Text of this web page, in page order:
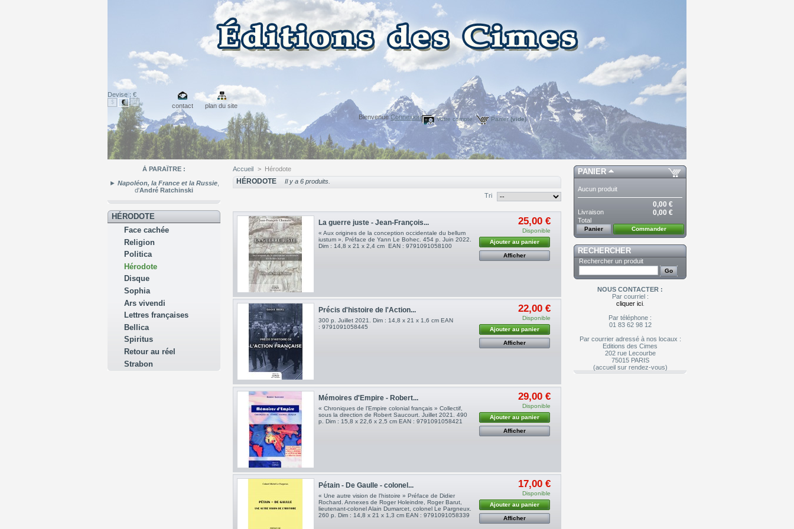
Devise : €
$ € £ contact plan du site
Panier(vide)
Votre compte
BienvenueConnexion
À PARAÎTRE :
► Napoléon, la France et la Russie,
d'André Ratchinski
HÉRODOTE
Face cachée
Religion
Politica
Hérodote
Disque
Sophia
Ars vivendi
Lettres françaises
Bellica
Spiritus
Retour au réel
Strabon
Accueil > Hérodote
HÉRODOTE Il y a 6 produits.
Tri
La guerre juste - Jean-François...
« Aux origines de la conception occidentale du bellum
iustum ». Préface de Yann Le Bohec. 454 p. Juin 2022.
Dim : 14,8 x 21 x 2,4 cm EAN : 9791091058100
25,00 €
Disponible
Ajouter au panier
Afficher
Précis d'histoire de l'Action...
300 p. Juillet 2021. Dim : 14,8 x 21 x 1,6 cm EAN
: 9791091058445
22,00 €
Disponible
Ajouter au panier
Afficher
Mémoires d'Empire - Robert...
« Chroniques de l'Empire colonial français » Collectif,
sous la direction de Robert Saucourt. Juillet 2021. 490
p. Dim : 15,8 x 22,6 x 2,5 cm EAN : 9791091058421
29,00 €
Disponible
Ajouter au panier
Afficher
Pétain - De Gaulle - colonel...
« Une autre vision de l'histoire » Préface de Didier
Rochard. Annexes de Roger Holeindre, Roger Barut,
lieutenant-colonel Alain Dumarcet, colonel Le Pargneux.
260 p. Dim : 14,8 x 21 x 1,3 cm EAN : 9791091058339
17,00 €
Disponible
Ajouter au panier
Afficher
PANIER
Aucun produit
0,00 €
Livraison 0,00 €
Total
Panier Commander
RECHERCHER
Rechercher un produit
NOUS CONTACTER :
Par courriel :
cliquer ici.
Par téléphone :
01 83 62 98 12
Par courrier adressé à nos locaux :
Editions des Cimes
202 rue Lecourbe
75015 PARIS
(accueil sur rendez-vous)